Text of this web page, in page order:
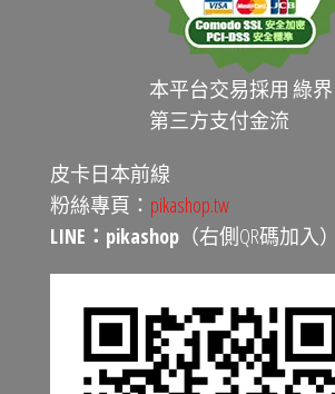
本平台交易採用 綠界
第三方支付金流
皮卡日本前線
粉絲專頁： pikashop.tw
LINE：pikashop （右側QR碼加入）